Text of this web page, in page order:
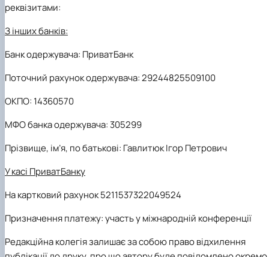
реквізитами:
З інших банків:
Банк одержувача: ПриватБанк
Поточний рахунок одержувача: 29244825509100
ОКПО: 14360570
МФО банка одержувача: 305299
Прізвище, ім’я, по батькові: Гавлитюк Ігор Петрович
У касі ПриватБанку
На картковий рахунок 5211537322049524
Призначення платежу: участь у міжнародній конференції
Редакційна колегія залишає за собою право відхилення